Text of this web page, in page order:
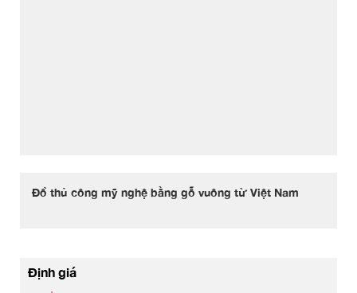
Đồ thủ công mỹ nghệ bằng gỗ vuông từ Việt Nam
Định giá